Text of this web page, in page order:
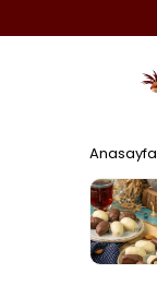
Anasayfa